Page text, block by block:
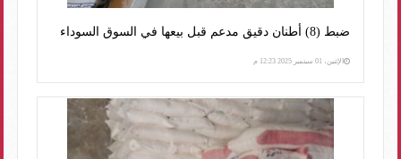
ضبط (8) أطنان دقيق مدعم قبل بيعها في السوق السوداء
الإثنين، 01 سبتمبر 2025 12:23 م